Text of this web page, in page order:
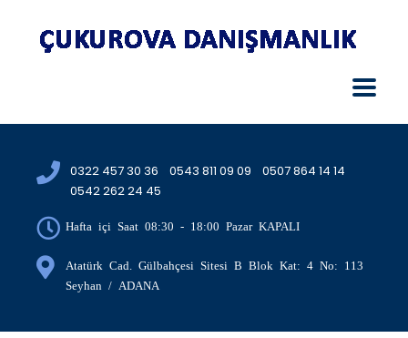
0322 457 30 36 0543 811 09 09
0507 864 14 14
0542 262 24 45
Hafta içi Saat 08:30 - 18:00 Pazar KAPALI
Atatürk Cad. Gülbahçesi Sitesi B Blok Kat: 4 No: 113
Seyhan / ADANA